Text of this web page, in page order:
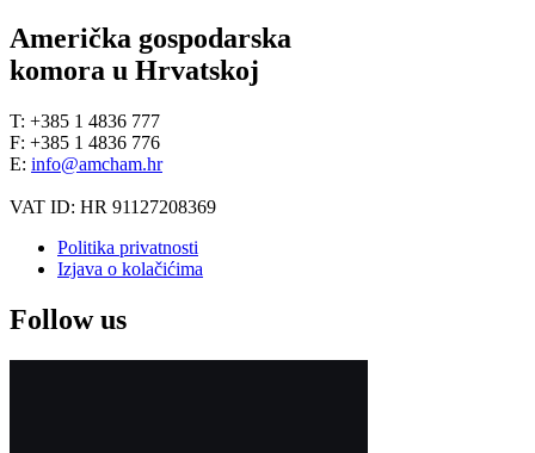
Američka gospodarska
komora u Hrvatskoj
T: +385 1 4836 777
F: +385 1 4836 776
E: info@amcham.hr
VAT ID: HR 91127208369
Politika privatnosti
Izjava o kolačićima
Follow us